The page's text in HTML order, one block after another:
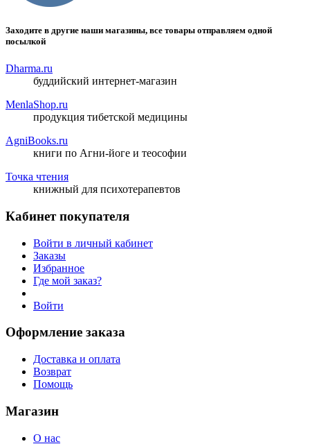
Заходите в другие наши магазины, все товары отправляем одной
посылкой
Dharma.ru
буддийский интернет-магазин
MenlaShop.ru
продукция тибетской медицины
AgniBooks.ru
книги по Агни-йоге и теософии
Точка чтения
книжный для психотерапевтов
Кабинет покупателя
Войти в личный кабинет
Заказы
Избранное
Где мой заказ?
Войти
Оформление заказа
Доставка и оплата
Возврат
Помощь
Магазин
О нас